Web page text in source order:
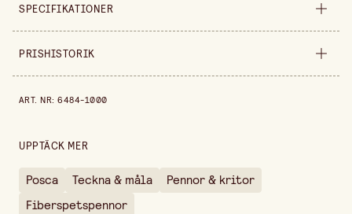
SPECIFIKATIONER
Bredd 8 mm
PRISHISTORIK
ART. NR:6484-1000
UPPTÄCK MER
Posca Teckna & måla
Pennor & kritor
Fiberspetspennor